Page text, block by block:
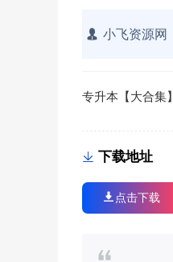
小飞资源网
专升本【大合集】
下载地址
点击下载